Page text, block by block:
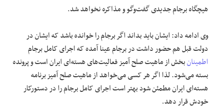
هیچگاه برجام جدیدی گفت‌وگو و مذاکره نخواهد شد.
وی ادامه داد: ایشان باید بداند اگر برجام را خوانده باشد که ایشان در
دولت قبل هم حضور داشت در برجام عینا آمده که اجرای کامل برجام
اطمینانبخش از ماهیت صلح آمیز فعالیت‌های هسته‌ای ایران است و پرونده
بسته می‌شود. لذا اگر هر کسی می‌خواهد از ماهیت صلح آمیز برنامه
هسته‌ای ایران مطمئن شود بهتر است اجرای کامل برجام را در دستورکار
خودش قرار دهد.